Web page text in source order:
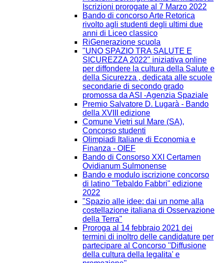
Iscrizioni prorogate al 7 Marzo 2022
Bando di concorso Arte Retorica
rivolto agli studenti degli ultimi due
anni di Liceo classico
RiGenerazione scuola
"UNO SPAZIO TRA SALUTE E
SICUREZZA 2022" iniziativa online
per diffondere la cultura della Salute e
della Sicurezza , dedicata alle scuole
secondarie di secondo grado
promossa da ASI -Agenzia Spaziale
Premio Salvatore D. Lugarà - Bando
della XVIII edizione
Comune Vietri sul Mare (SA),
Concorso studenti
Olimpiadi Italiane di Economia e
Finanza - OIEF
Bando di Consorso XXI Certamen
Ovidianum Sulmonense
Bando e modulo iscrizione concorso
di latino "Tebaldo Fabbri" edizione
2022
"Spazio alle idee: dai un nome alla
costellazione italiana di Osservazione
della Terra"
Proroga al 14 febbraio 2021 dei
termini di inoltro delle candidature per
partecipare al Concorso ''Diffusione
della cultura della legalita' e